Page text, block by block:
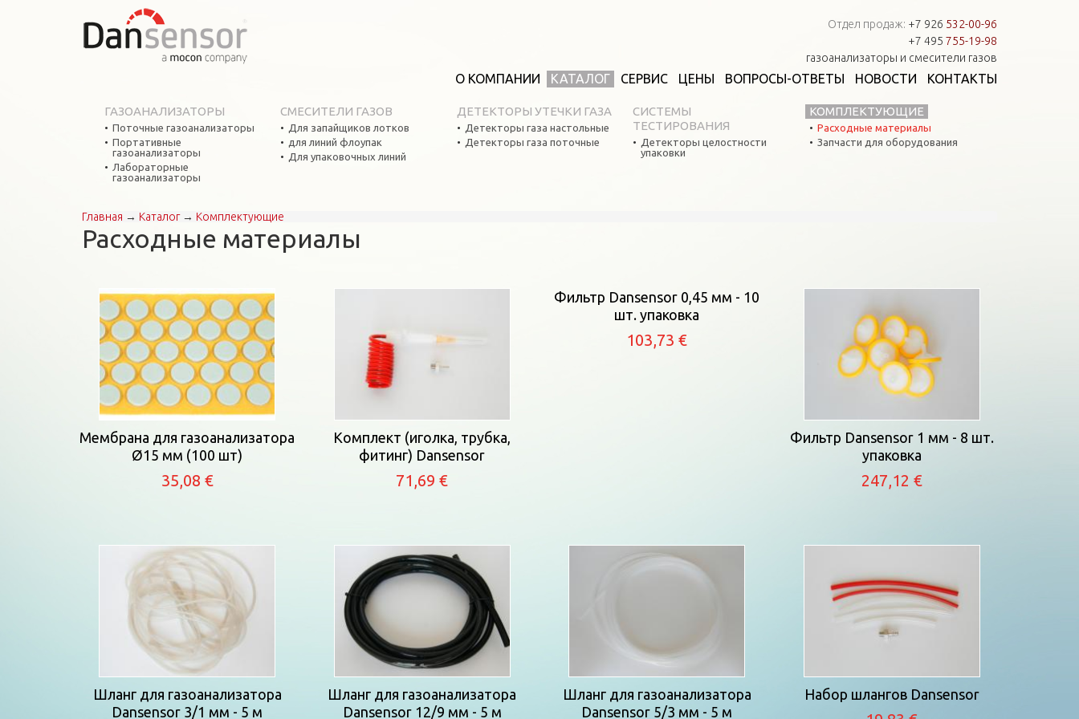
Отдел продаж: +7 926 532-00-96
+7 495 755-19-98
газоанализаторы и смесители газов
О КОМПАНИИ КАТАЛОГ СЕРВИС ЦЕНЫ ВОПРОСЫ-ОТВЕТЫ НОВОСТИ КОНТАКТЫ
ГАЗОАНАЛИЗАТОРЫ
Поточные газоанализаторы
Портативные
газоанализаторы
Лабораторные
газоанализаторы
СМЕСИТЕЛИ ГАЗОВ
Для запайщиков лотков
для линий флоупак
Для упаковочных линий
ДЕТЕКТОРЫ УТЕЧКИ ГАЗА
Детекторы газа настольные
Детекторы газа поточные
СИСТЕМЫ
ТЕСТИРОВАНИЯ
Детекторы целостности
упаковки
КОМПЛЕКТУЮЩИЕ
Расходные материалы
Запчасти для оборудования
Вы здесь
Главная → Каталог→ Комплектующие
Расходные материалы
Мембрана для газоанализатора
Ø15 мм (100 шт)
35,08 €
Комплект (иголка, трубка,
фитинг) Dansensor
71,69 €
Фильтр Dansensor 0,45 мм - 10
шт. упаковка
103,73 €
Фильтр Dansensor 1 мм - 8 шт.
упаковка
247,12 €
Шланг для газоанализатора
Dansensor 3/1 мм - 5 м
Шланг для газоанализатора
Dansensor 12/9 мм - 5 м
Шланг для газоанализатора
Dansensor 5/3 мм - 5 м
Набор шлангов Dansensor